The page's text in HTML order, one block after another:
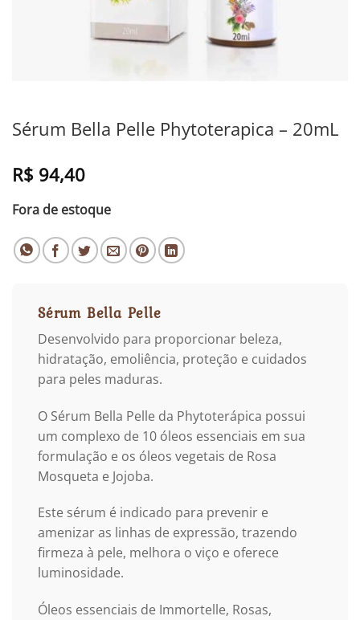
Sérum Bella Pelle Phytoterapica – 20mL
R$ 94,40
Fora de estoque
Sérum Bella Pelle
Desenvolvido para proporcionar beleza,
hidratação, emoliência, proteção e cuidados
para peles maduras.
O Sérum Bella Pelle da Phytoterápica possui
um complexo de 10 óleos essenciais em sua
formulação e os óleos vegetais de Rosa
Mosqueta e Jojoba.
Este sérum é indicado para prevenir e
amenizar as linhas de expressão, trazendo
firmeza à pele, melhora o viço e oferece
luminosidade.
Óleos essenciais de Immortelle, Rosas,